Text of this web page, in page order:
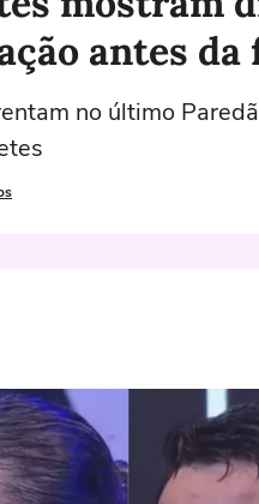
antes da
no último